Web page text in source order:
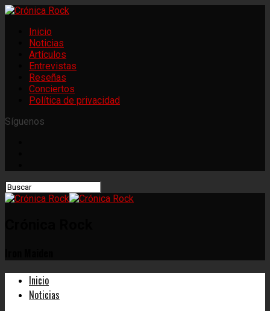
Inicio
Noticias
Artículos
Entrevistas
Reseñas
Conciertos
Política de privacidad
Síguenos
Inicio
Noticias